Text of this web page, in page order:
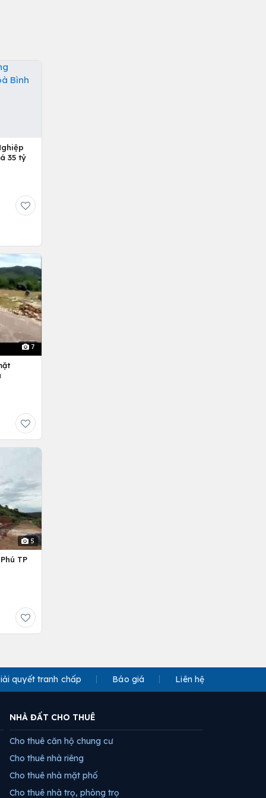
35 tỷ
7
5
TP
quyết tranh chấp Báo giá Liên hệ
NHÀ ĐẤT CHO THUÊ
Cho thuê căn hộ chung cư
Cho thuê nhà riêng
Cho thuê nhà mặt phố
Cho thuê nhà trọ, phòng trọ